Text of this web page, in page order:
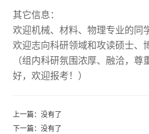
其它信息：
欢迎机械、材料、物理专业的同
欢迎志向科研领域和攻读硕士、
（组内科研氛围浓厚、融洽，尊
好，欢迎报考！）
上一篇：没有了
下一篇：没有了